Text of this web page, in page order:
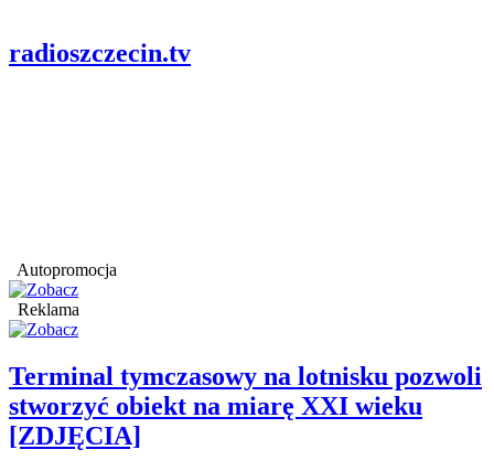
radioszczecin.tv
Autopromocja
Reklama
Terminal tymczasowy na lotnisku pozwoli
stworzyć obiekt na miarę XXI wieku
[ZDJĘCIA]